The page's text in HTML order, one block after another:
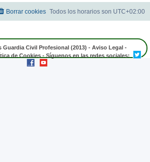
Todos los horarios son UTC+02:00
Borrar cookies
Guardia Civil Profesional (2013) - Aviso Legal -
de Cookies - Síguenos en las redes sociales: